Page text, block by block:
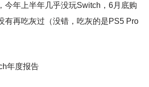
今年上半年几乎没玩Switch，6月底购
有再吃灰过（没错，吃灰的是PS5 Pro